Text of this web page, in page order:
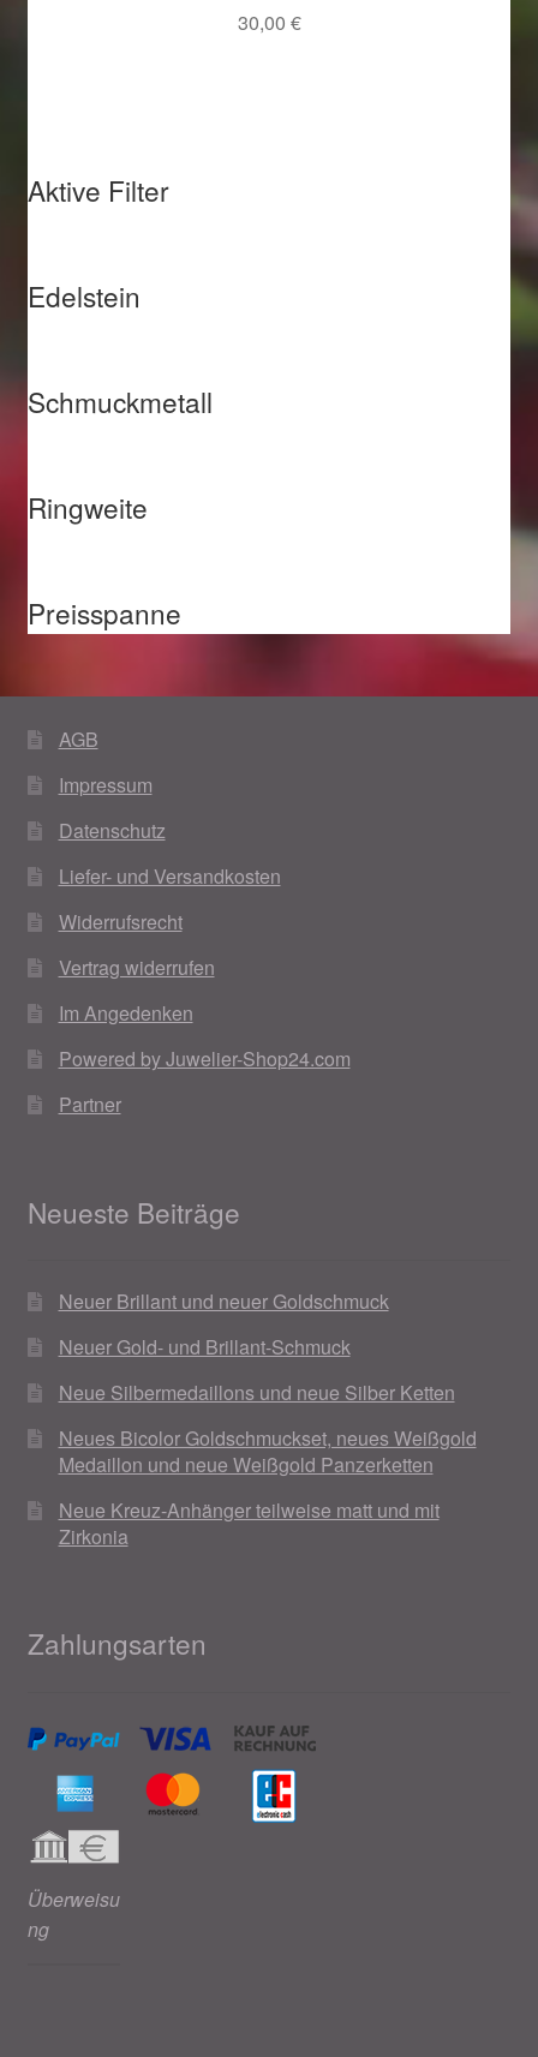
30,00 €
Aktive Filter
Edelstein
Schmuckmetall
Ringweite
Preisspanne
AGB
Impressum
Datenschutz
Liefer- und Versandkosten
Widerrufsrecht
Vertrag widerrufen
Im Angedenken
Powered by Juwelier-Shop24.com
Partner
Neueste Beiträge
Neuer Brillant und neuer Goldschmuck
Neuer Gold- und Brillant-Schmuck
Neue Silbermedaillons und neue Silber Ketten
Neues Bicolor Goldschmuckset, neues Weißgold
Medaillon und neue Weißgold Panzerketten
Neue Kreuz-Anhänger teilweise matt und mit
Zirkonia
Zahlungsarten
Überweisu
ng